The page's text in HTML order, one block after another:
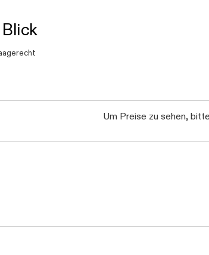
Um Preise zu sehen,